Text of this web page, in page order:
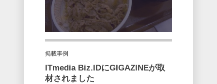
掲載事例
ITmedia Biz.IDにGIGAZINEが取
材されました